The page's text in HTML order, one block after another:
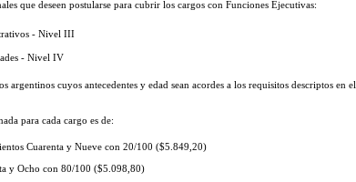
que deseen postularse para cubrir los cargos con Funciones Ejecutivas:
- Nivel III
- Nivel IV
argentinos cuyos antecedentes y edad sean acordes a los requisitos descriptos en el
para cada cargo es de:
Cuarenta y Nueve con 20/100 ($5.849,20)
y Ocho con 80/100 ($5.098,80)